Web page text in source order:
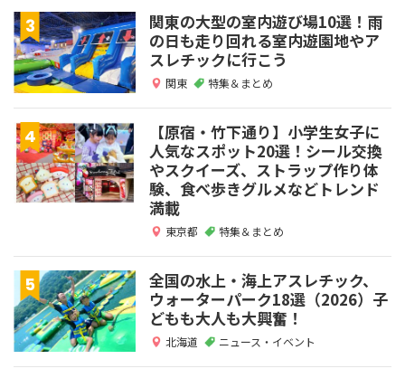
関東の大型の室内遊び場10選！雨
の日も走り回れる室内遊園地やア
スレチックに行こう
関東 特集＆まとめ
【原宿・竹下通り】小学生女子に
人気なスポット20選！シール交換
やスクイーズ、ストラップ作り体
験、食べ歩きグルメなどトレンド
満載
東京都 特集＆まとめ
全国の水上・海上アスレチック、
ウォーターパーク18選（2026）子
どもも大人も大興奮！
北海道 ニュース・イベント